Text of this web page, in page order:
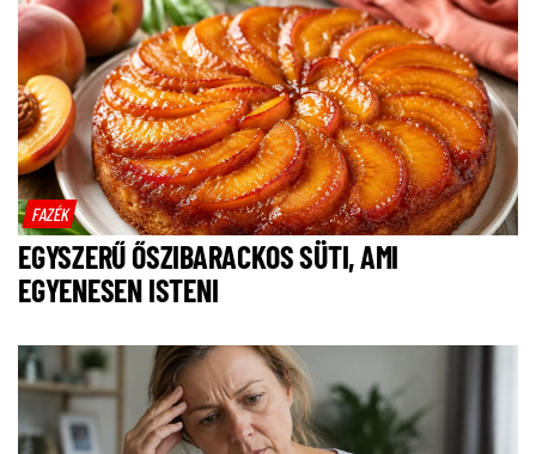
FAZÉK
EGYSZERŰ ŐSZIBARACKOS SÜTI, AMI
EGYENESEN ISTENI